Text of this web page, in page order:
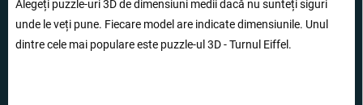
Alegeți puzzle-uri 3D de dimensiuni medii dacă nu sunteți siguri
unde le veți pune. Fiecare model are indicate dimensiunile. Unul
dintre cele mai populare este puzzle-ul 3D - Turnul Eiffel.